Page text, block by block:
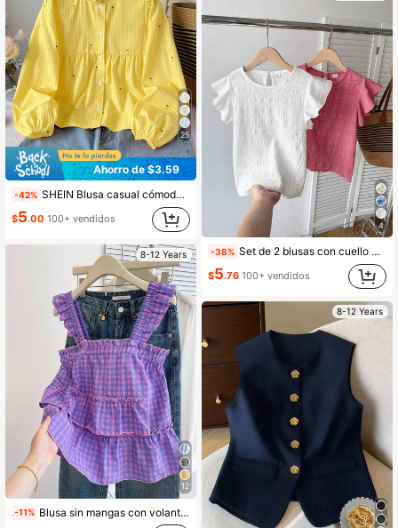
25
Ahorro de $3.59
-42% SHEIN Blusa casual cómoda y holgada con cuello de volantes para niña preadolescente, uso diario, KIDS
$5.00 100+ vendidos
8-12 Years
12
-11% Blusa sin mangas con volantes para niña preadolescente, elegante y casual, versátil, adecuada para vacaciones, viajes, uso casual diario y escuela
4
-38% Set de 2 blusas con cuello de volantes con estampado floral, estilo de vacaciones en la playa para niñas preadolescentes, primavera/verano
$5.76 100+ vendidos
8-12 Years